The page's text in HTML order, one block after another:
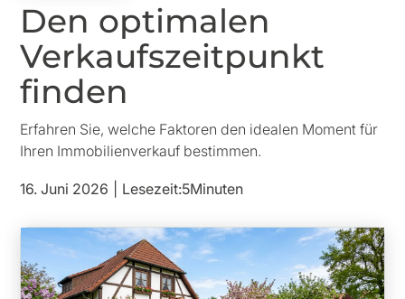
Den optimalen
Verkaufszeitpunkt
finden
Erfahren Sie, welche Faktoren den idealen Moment für
Ihren Immobilienverkauf bestimmen.
16. Juni 2026 Lesezeit:5Minuten